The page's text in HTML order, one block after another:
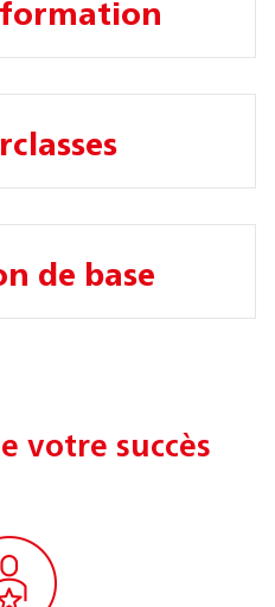
formation
de base
votre succès